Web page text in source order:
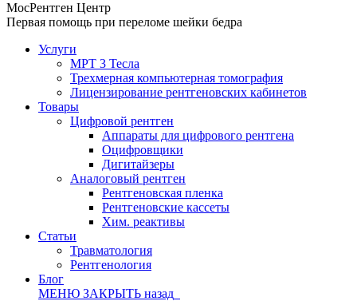
МосРентген Центр
Первая помощь при переломе шейки бедра
Услуги
МРТ 3 Тесла
Трехмерная компьютерная томография
Лицензирование рентгеновских кабинетов
Товары
Цифровой рентген
Аппараты для цифрового рентгена
Оцифровщики
Дигитайзеры
Аналоговый рентген
Рентгеновская пленка
Рентгеновские кассеты
Хим. реактивы
Статьи
Травматология
Рентгенология
Блог
МЕНЮ ЗАКРЫТЬ назад